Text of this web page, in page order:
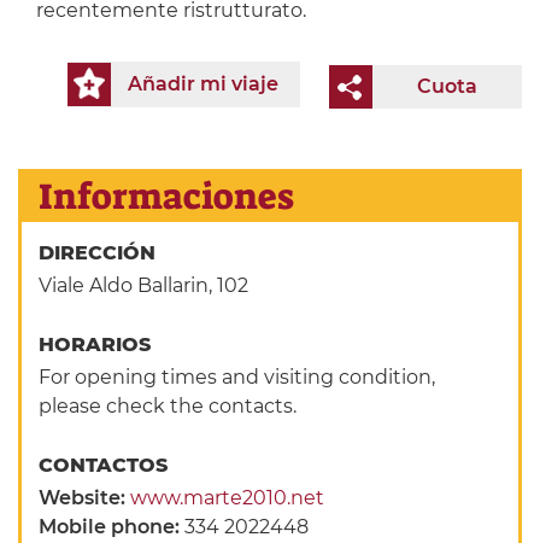
recentemente ristrutturato.
Cuota
Añadir mi viaje
Informaciones
DIRECCIÓN
Viale Aldo Ballarin, 102
HORARIOS
For opening times and visiting condition,
please check the contacts.
CONTACTOS
Website:www.marte2010.net
Mobile phone:334 2022448